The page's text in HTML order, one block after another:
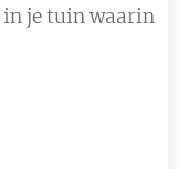
in je tuin waarin